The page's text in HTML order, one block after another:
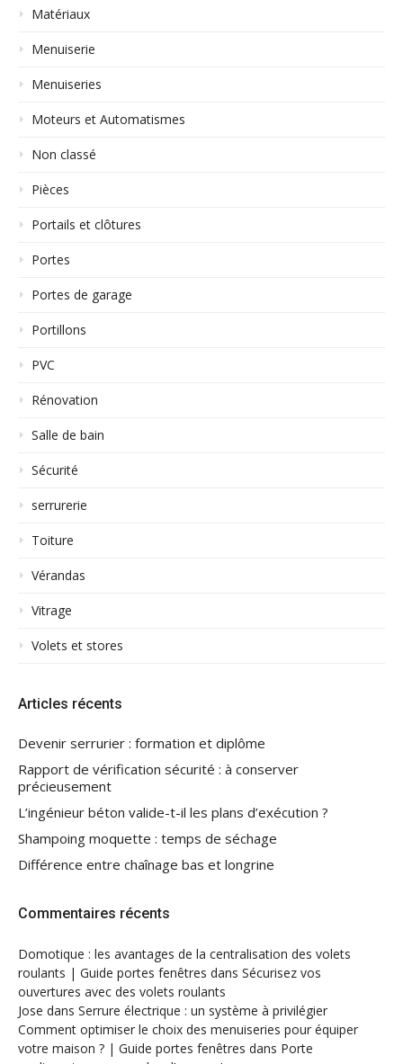
Matériaux
Menuiserie
Menuiseries
Moteurs et Automatismes
Non classé
Pièces
Portails et clôtures
Portes
Portes de garage
Portillons
PVC
Rénovation
Salle de bain
Sécurité
serrurerie
Toiture
Vérandas
Vitrage
Volets et stores
Articles récents
Devenir serrurier : formation et diplôme
Rapport de vérification sécurité : à conserver
précieusement
L’ingénieur béton valide-t-il les plans d’exécution ?
Shampoing moquette : temps de séchage
Différence entre chaînage bas et longrine
Commentaires récents
Domotique : les avantages de la centralisation des volets
roulants | Guide portes fenêtres dans Sécurisez vos
ouvertures avec des volets roulants
Jose dans Serrure électrique : un système à privilégier
Comment optimiser le choix des menuiseries pour équiper
votre maison ? | Guide portes fenêtres dans Porte